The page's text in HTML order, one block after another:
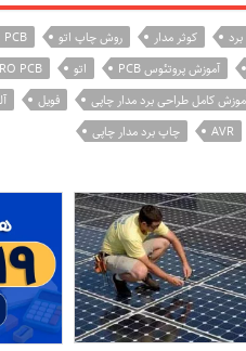
برد کوثر مدار روش چاپ اتو PCB
آموزش پروتئوس PCB اتو PCB
کامل طراحی برد مدار چاپی فویل
AVR چاپ برد مدار چاپی